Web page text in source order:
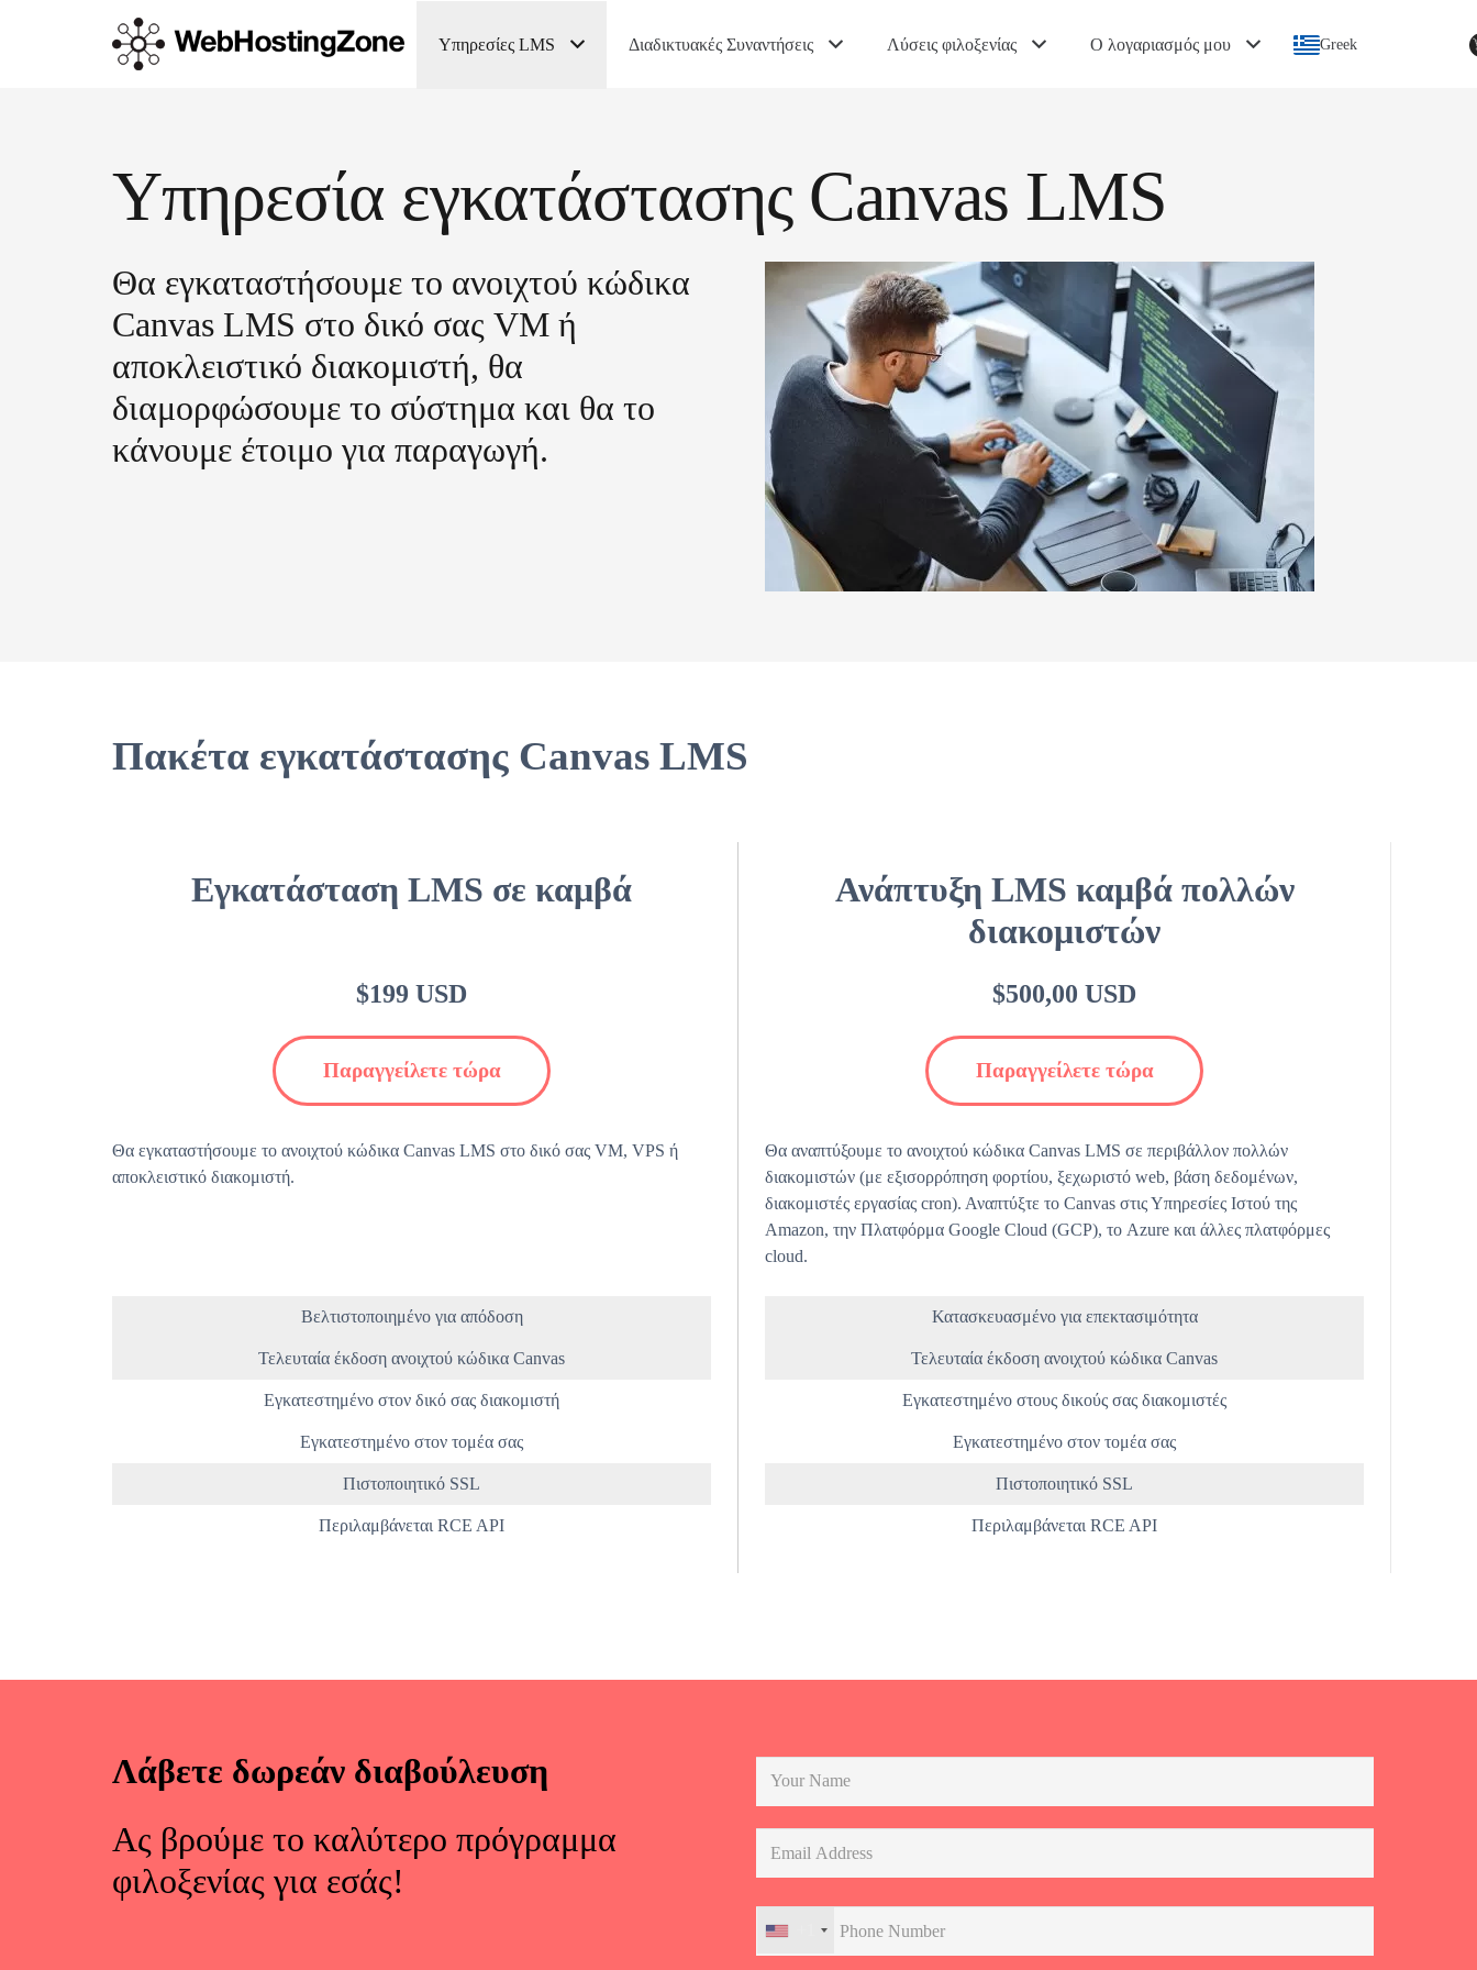
Υπηρεσίες LMS Διαδικτυακές Συναντήσεις Λύσεις φιλοξενίας Ο λογαριασμός μου Greek
Υπηρεσία εγκατάστασης Canvas LMS
Θα εγκαταστήσουμε το ανοιχτού κώδικα
Canvas LMS στο δικό σας VM ή
αποκλειστικό διακομιστή, θα
διαμορφώσουμε το σύστημα και θα το
κάνουμε έτοιμο για παραγωγή.
Πακέτα εγκατάστασης Canvas LMS
Εγκατάσταση LMS σε καμβά
$199 USD
Παραγγείλετε τώρα
Θα εγκαταστήσουμε το ανοιχτού κώδικα Canvas LMS στο δικό σας VM, VPS ή
αποκλειστικό διακομιστή.
Βελτιστοποιημένο για απόδοση
Τελευταία έκδοση ανοιχτού κώδικα Canvas
Εγκατεστημένο στον δικό σας διακομιστή
Εγκατεστημένο στον τομέα σας
Πιστοποιητικό SSL
Περιλαμβάνεται RCE API
Ανάπτυξη LMS καμβά πολλών
διακομιστών
$500,00 USD
Παραγγείλετε τώρα
Θα αναπτύξουμε το ανοιχτού κώδικα Canvas LMS σε περιβάλλον πολλών
διακομιστών (με εξισορρόπηση φορτίου, ξεχωριστό web, βάση δεδομένων,
διακομιστές εργασίας cron). Αναπτύξτε το Canvas στις Υπηρεσίες Ιστού της
Amazon, την Πλατφόρμα Google Cloud (GCP), το Azure και άλλες πλατφόρμες
cloud.
Κατασκευασμένο για επεκτασιμότητα
Τελευταία έκδοση ανοιχτού κώδικα Canvas
Εγκατεστημένο στους δικούς σας διακομιστές
Εγκατεστημένο στον τομέα σας
Πιστοποιητικό SSL
Περιλαμβάνεται RCE API
Λάβετε δωρεάν διαβούλευση
Ας βρούμε το καλύτερο πρόγραμμα
φιλοξενίας για εσάς!